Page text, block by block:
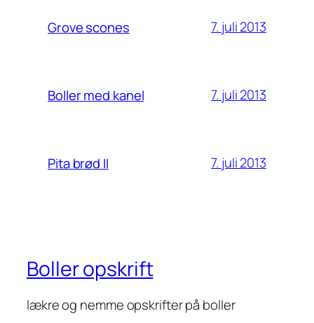
Grove scones 7. juli 2013
Boller med kanel 7. juli 2013
Pita brød II 7. juli 2013
Boller opskrift
lækre og nemme opskrifter på boller